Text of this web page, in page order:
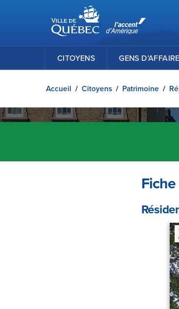
Passer au contenu principal
Ville de Québec
CITOYENS GENS
Accueil / Citoyens / Patrimoine /